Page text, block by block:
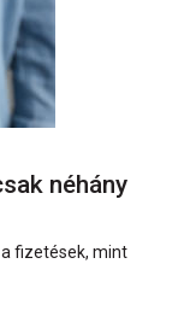
néhány
a fizetések, mint